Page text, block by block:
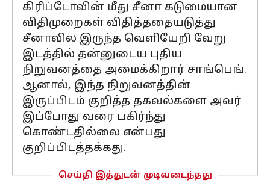
கிரிப்டோவின் மீது சீனா கடுமையான
விதிமுறைகள் விதித்ததையடுத்து
சீனாவில இருந்த வெளியேறி வேறு
இடத்தில் தன்னுடைய புதிய
நிறுவனத்தை அமைக்கிறார் சாங்பெங்.
ஆனால், இந்த நிறுவனத்தின்
இருப்பிடம் குறித்த தகவல்களை அவர்
இப்போது வரை பகிர்ந்து
கொண்டதில்லை என்பது
குறிப்பிடத்தக்கது.
செய்தி இத்துடன் முடிவடைந்தது